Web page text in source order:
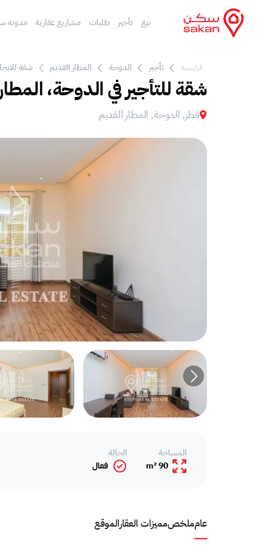
بيع تأجير طلبات مشاريع عقارية مدونة
الرئيسية تأجير الدوحة المطار القديم شقة
شقة للتأجير في الدوحة،
قطر, الدوحة, المطار القديم
عامملخصمميزات العقارالموقع
المساحة
90 m²
الحالة
فعال